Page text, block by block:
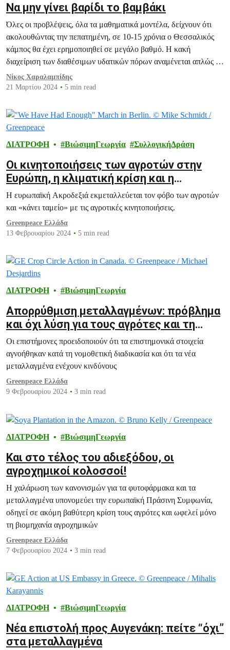
Να μην γίνει βαρίδι το βαμβάκι
Όλες οι προβλέψεις, όλα τα μαθηματικά μοντέλα, δείχνουν ότι
ακολουθώντας την πεπατημένη, σε 10-15 χρόνια ο Θεσσαλικός
κάμπος θα έχει ερημοποιηθεί σε μεγάλο βαθμό. Η κακή
διαχείριση των διαθέσιμων υδατικών πόρων αναμένεται απλώς να
επιδεινώσει την κατάσταση και να επιταχύνει τα χειρότερα.
Νίκος Χαραλαμπίδης
21 Μαρτίου 2024
5 min read
ΔΙΑΤΡΟΦΗ ΒιώσιμηΓεωργία ΣυλλογικήΔράση
Οι κινητοποιήσεις των αγροτών στην
Ευρώπη, η κλιματική κρίση και η
Ακροδεξιά
Η ευρωπαϊκή Ακροδεξιά εκμεταλλεύεται τον φόβο των αγροτών
και «κάνει ταμείο» με τις αγροτικές κινητοποιήσεις.
Greenpeace Ελλάδα
13 Φεβρουαρίου 2024
5 min read
ΔΙΑΤΡΟΦΗ ΒιώσιμηΓεωργία
Απορρύθμιση μεταλλαγμένων: πρόβλημα
και όχι λύση για τους αγρότες και τη
γεωργία
Οι επιστήμονες προειδοποιούν ότι τα επιστημονικά στοιχεία
αγνοήθηκαν κατά τη νομοθετική διαδικασία και ότι τα νέα
μεταλλαγμένα ενέχουν κινδύνους
Greenpeace Ελλάδα
9 Φεβρουαρίου 2024
3 min read
ΔΙΑΤΡΟΦΗ ΒιώσιμηΓεωργία
Και στο τέλος του αδιεξόδου, οι
αγροχημικοί κολοσσοί!
Η χαλάρωση των κανονισμών για τα φυτοφάρμακα και τα
μεταλλαγμένα υπονομεύει την ευρωπαϊκή Πράσινη Συμφωνία,
οδηγεί σε ακόμη βαθύτερη κρίση τους αγρότες και ωφελεί μόνο
τη βιομηχανία αγροχημικών
Greenpeace Ελλάδα
7 Φεβρουαρίου 2024
3 min read
ΔΙΑΤΡΟΦΗ ΒιώσιμηΓεωργία
Νέα επιστολή προς Αυγενάκη: πείτε “όχι”
στα μεταλλαγμένα